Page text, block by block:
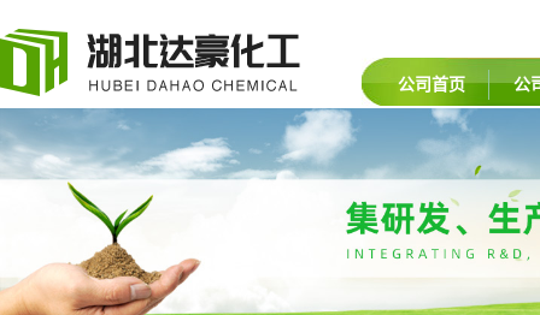
公司首页 公